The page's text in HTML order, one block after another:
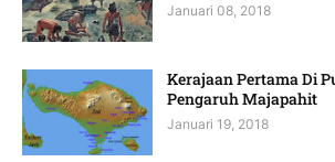
Januari 08, 2018
Kerajaan Pertama Di
Pengaruh Majapahit
Januari 19, 2018